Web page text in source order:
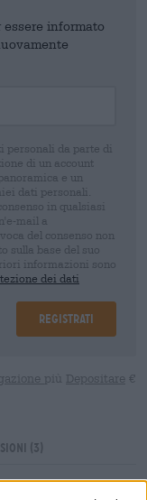
informato
personali da parte di
di un account
e un
dati personali.
in qualsiasi
mail a
del consenso non
sulla base del suo
informazioni sono
dei dati
Registrati
più Depositare €
(3)